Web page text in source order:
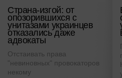
Страна-изгой: от
опозорившихся с
унитазами украинцев
отказались даже
адвокаты
Отстаивать права
"невиновных" провокаторов
некому